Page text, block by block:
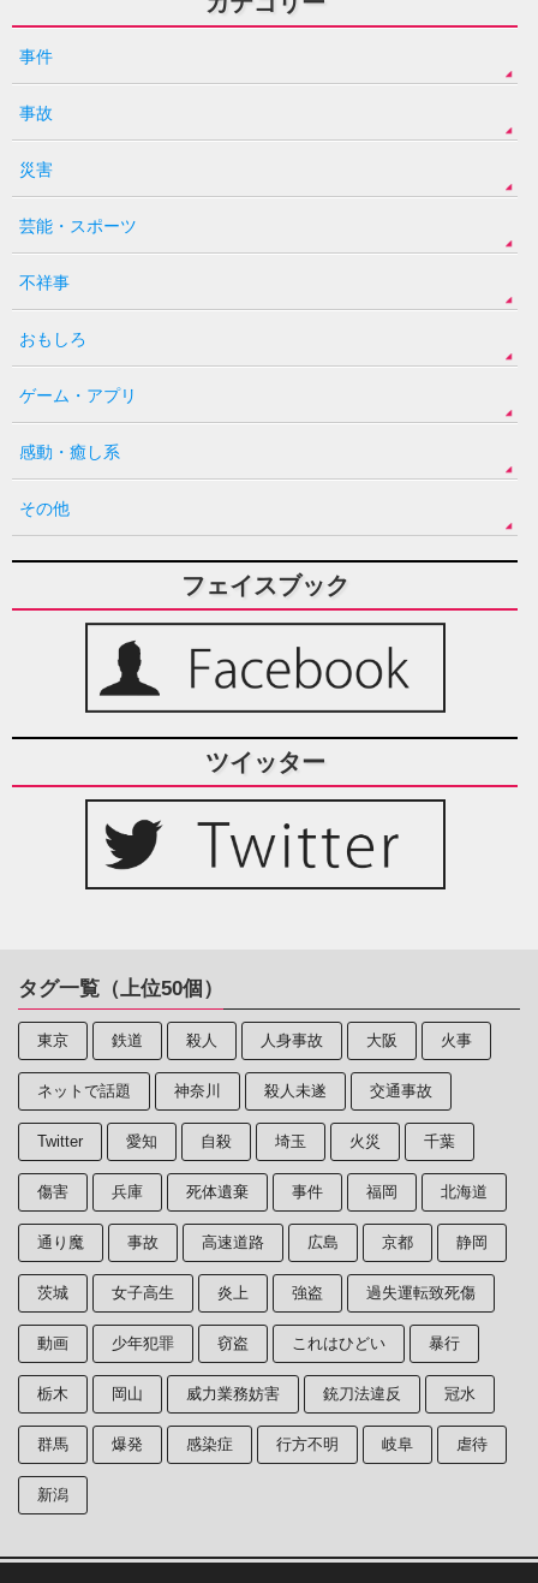
事件
事故
災害
芸能・スポーツ
不祥事
おもしろ
ゲーム・アプリ
感動・癒し系
その他
フェイスブック
ツイッター
タグ一覧（上位50個）
東京 鉄道 殺人 人身事故 大阪 火事
ネットで話題 神奈川 殺人未遂 交通事故
Twitter 愛知 自殺 埼玉 火災 千葉
傷害 兵庫 死体遺棄 事件 福岡 北海道
通り魔 事故 高速道路 広島 京都 静岡
茨城 女子高生 炎上 強盗 過失運転致死傷
動画 少年犯罪 窃盗 これはひどい 暴行
栃木 岡山 威力業務妨害 銃刀法違反 冠水
群馬 爆発 感染症 行方不明 岐阜 虐待
新潟